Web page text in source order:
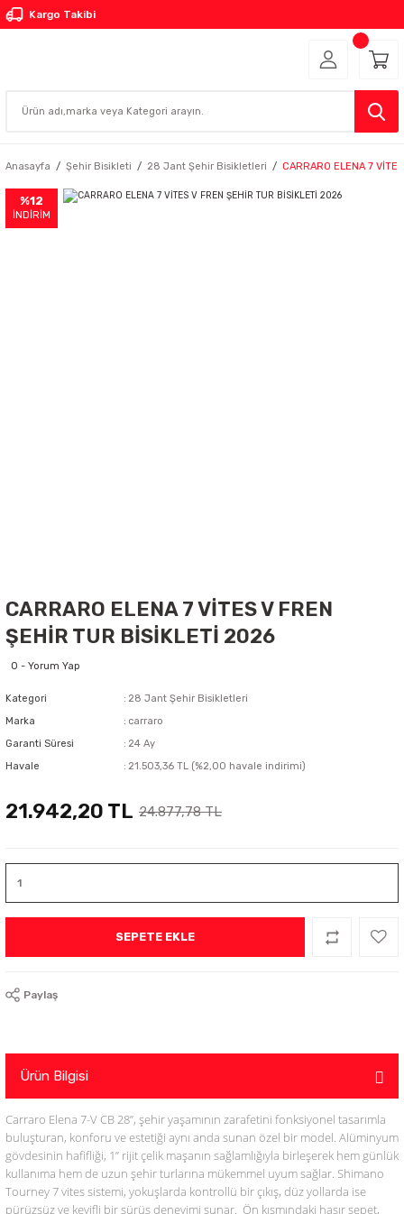
Kargo Takibi
Anasayfa Şehir Bisikleti 28 Jant Şehir Bisikletleri CARRARO ELENA 7
%12
İNDİRİM
CARRARO ELENA 7 VİTES V FREN
ŞEHİR TUR BİSİKLETİ 2026
0 - Yorum Yap
Kategori
28 Jant Şehir Bisikletleri
Marka
carraro
Garanti Süresi
24 Ay
Havale
21.503,36 TL (%2,00 havale indirimi)
21.942,20 TL 24.877,78 TL
SEPETE EKLE
Paylaş
Ürün Bilgisi
Carraro Elena 7-V CB 28”, şehir yaşamının zarafetini fonksiyonel tasarımla
buluşturan, konforu ve estetiği aynı anda sunan özel bir model. Alüminyum
gövdesinin hafifliği, 1” rijit çelik maşanın sağlamlığıyla birleşerek hem günlük
kullanıma hem de uzun şehir turlarına mükemmel uyum sağlar. Shimano
Tourney 7 vites sistemi, yokuşlarda kontrollü bir çıkış, düz yollarda ise
pürüzsüz ve keyifli bir sürüş deneyimi sunar. Ön kısmındaki hasır sepet,